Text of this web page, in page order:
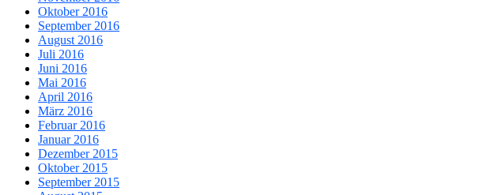
Oktober 2016
September 2016
August 2016
Juli 2016
Juni 2016
Mai 2016
April 2016
März 2016
Februar 2016
Januar 2016
Dezember 2015
Oktober 2015
September 2015